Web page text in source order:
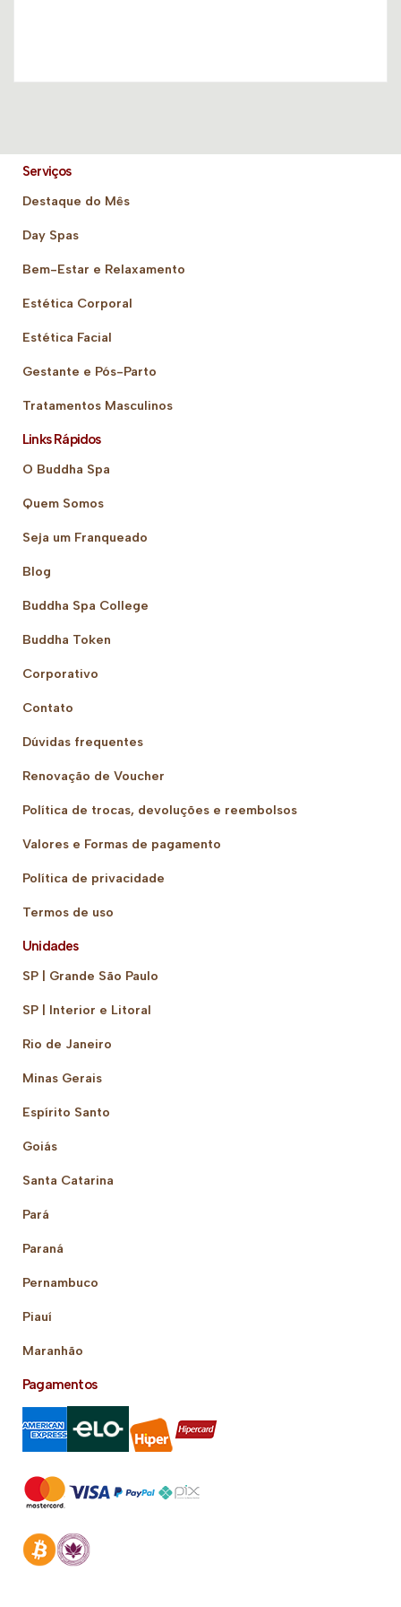
Serviços
Destaque do Mês
Day Spas
Bem-Estar e Relaxamento
Estética Corporal
Estética Facial
Gestante e Pós-Parto
Tratamentos Masculinos
Links Rápidos
O Buddha Spa
Quem Somos
Seja um Franqueado
Blog
Buddha Spa College
Buddha Token
Corporativo
Contato
Dúvidas frequentes
Renovação de Voucher
Política de trocas, devoluções e reembolsos
Valores e Formas de pagamento
Política de privacidade
Termos de uso
Unidades
SP | Grande São Paulo
SP | Interior e Litoral
Rio de Janeiro
Minas Gerais
Espírito Santo
Goiás
Santa Catarina
Pará
Paraná
Pernambuco
Piauí
Maranhão
Pagamentos